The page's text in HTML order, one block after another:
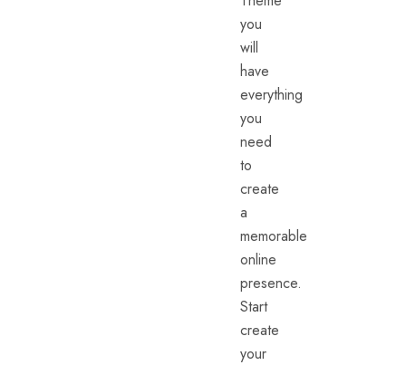
you
will
have
everything
you
need
to
create
a
memorable
online
presence.
Start
create
your